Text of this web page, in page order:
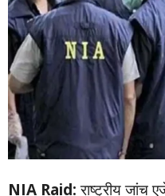
NIA Raid:राष्ट्रीय